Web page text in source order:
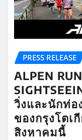
PRESS RELEASE
ALPEN
วิ่งและนักท่อ
ของกรุงโตเ
สิงหาคมนี้